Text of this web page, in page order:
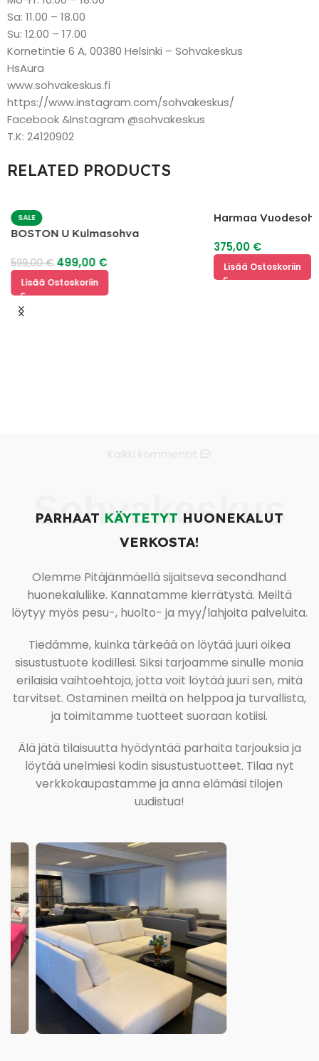
Sa: 11.00 – 18.00
Su: 12.00 – 17.00
Kornetintie 6 A, 00380 Helsinki – Sohvakeskus
HsAura
www.sohvakeskus.fi
https://www.instagram.com/sohvakeskus/
Facebook &Instagram @sohvakeskus
T.K: 24120902
RELATED PRODUCTS
SALE
BOSTON U Kulmasohva
599,00€ 499,00 €
Lisää Ostoskoriin
Harmaa
375,00 €
Lisää Ostoskoriin
Sohvakeskus
PARHAAT KÄYTETYT HUONEKALUT
VERKOSTA!
Olemme Pitäjänmäellä sijaitseva secondhand
huonekaluliike. Kannatamme kierrätystä. Meiltä
löytyy myös pesu-, huolto- ja myy/lahjoita palveluita.
Tiedämme, kuinka tärkeää on löytää juuri oikea
sisustustuote kodillesi. Siksi tarjoamme sinulle monia
erilaisia vaihtoehtoja, jotta voit löytää juuri sen, mitä
tarvitset. Ostaminen meiltä on helppoa ja turvallista,
ja toimitamme tuotteet suoraan kotiisi.
Älä jätä tilaisuutta hyödyntää parhaita tarjouksia ja
löytää unelmiesi kodin sisustustuotteet. Tilaa nyt
verkkokaupastamme ja anna elämäsi tilojen
uudistua!